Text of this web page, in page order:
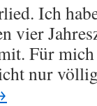
Ich
vier
Für
nur